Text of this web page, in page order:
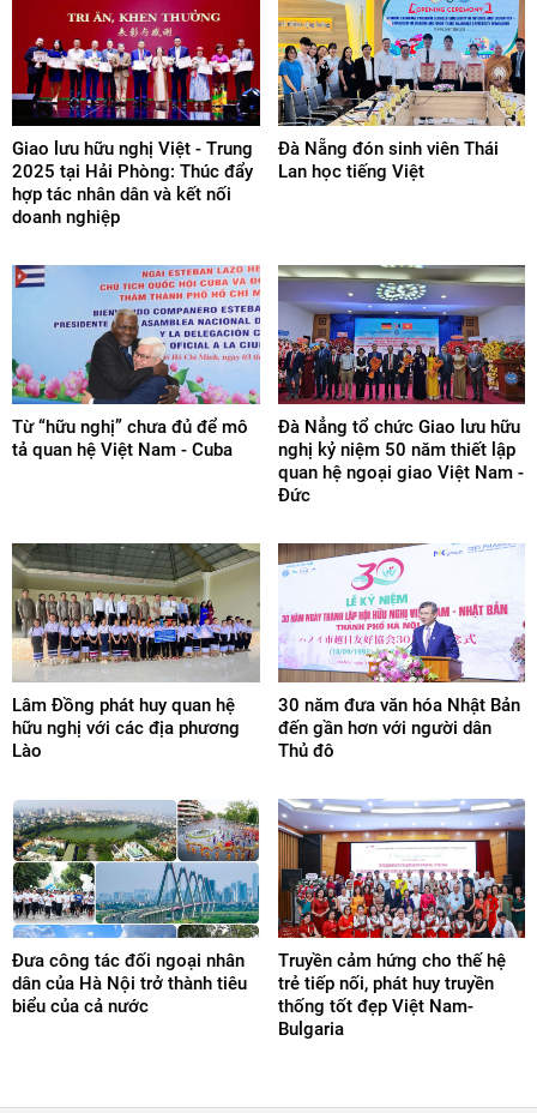
Giao lưu hữu nghị Việt - Trung
2025 tại Hải Phòng: Thúc đẩy
hợp tác nhân dân và kết nối
doanh nghiệp
Đà Nẵng đón sinh viên Thái
Lan học tiếng Việt
Từ “hữu nghị” chưa đủ để mô
tả quan hệ Việt Nam - Cuba
Đà Nẳng tổ chức Giao lưu hữu
nghị kỷ niệm 50 năm thiết lập
quan hệ ngoại giao Việt Nam -
Đức
Lâm Đồng phát huy quan hệ
hữu nghị với các địa phương
Lào
30 năm đưa văn hóa Nhật Bản
đến gần hơn với người dân
Thủ đô
Đưa công tác đối ngoại nhân
dân của Hà Nội trở thành tiêu
biểu của cả nước
Truyền cảm hứng cho thế hệ
trẻ tiếp nối, phát huy truyền
thống tốt đẹp Việt Nam-
Bulgaria